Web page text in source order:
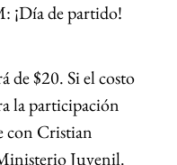
¡Día de partido!
de $20. Si el costo
la participación
con Cristian
Juvenil.